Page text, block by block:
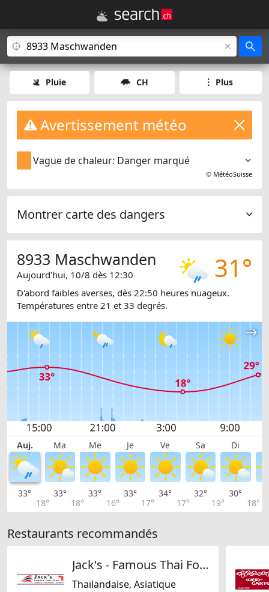
Pluie CH Plus
Avertissement météo
Vague de chaleur: Danger marqué
© MétéoSuisse
Montrer carte des dangers
31°
8933 Maschwanden
Aujourd'hui, 10/8 dès 12:30
D'abord faibles averses, dès 22:50 heures nuageux.
Températures entre 21 et 33 degrés.
Auj. Ma Me Je Ve Sa Di
33°
18°
33°
18°
33°
16°
33°
17°
34°
17°
32°
19°
30°
18°
Restaurants recommandés
Jack's - Famous Thai Food
Thaïlandaise, Asiatique